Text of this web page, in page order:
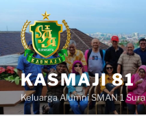
to
content
KASMAJI 81
Keluarga Alumni SMAN 1